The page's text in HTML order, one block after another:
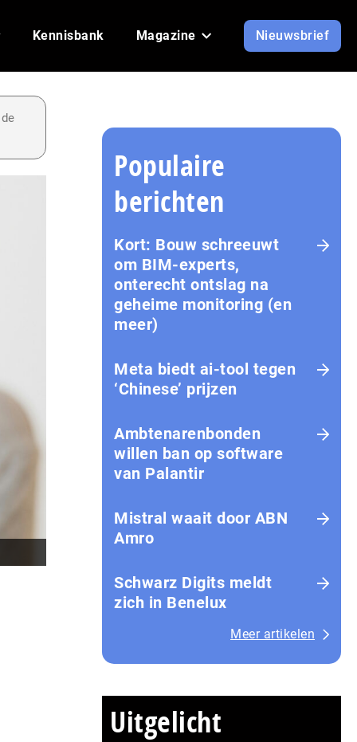
Kennisbank Magazine Nieuwsbrief
Populaire
berichten
Kort: Bouw schreeuwt
om BIM-experts,
onterecht ontslag na
geheime monitoring (en
meer)
Meta biedt ai-tool tegen
‘Chinese’ prijzen
Ambtenarenbonden
willen ban op software
van Palantir
Mistral waait door ABN
Amro
Schwarz Digits meldt
zich in Benelux
Meer artikelen
Uitgelicht